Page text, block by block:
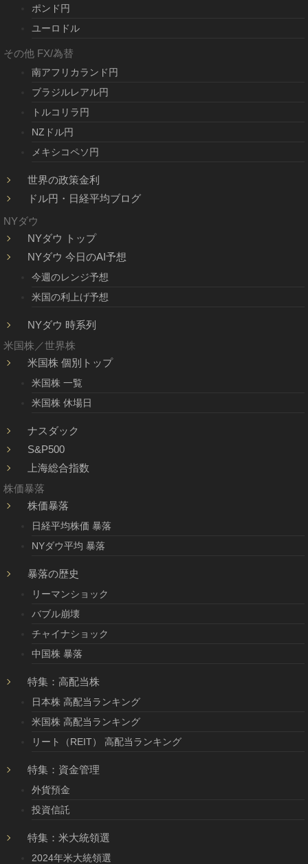
ポンド円
ユーロドル
その他 FX/為替
南アフリカランド円
ブラジルレアル円
トルコリラ円
NZドル円
メキシコペソ円
世界の政策金利
ドル円・日経平均ブログ
NYダウ
NYダウ トップ
NYダウ 今日のAI予想
今週のレンジ予想
米国の利上げ予想
NYダウ 時系列
米国株／世界株
米国株 個別トップ
米国株 一覧
米国株 休場日
ナスダック
S&P500
上海総合指数
株価暴落
株価暴落
日経平均株価 暴落
NYダウ平均 暴落
暴落の歴史
リーマンショック
バブル崩壊
チャイナショック
中国株 暴落
特集：高配当株
日本株 高配当ランキング
米国株 高配当ランキング
リート（REIT） 高配当ランキング
特集：資金管理
外貨預金
投資信託
特集：米大統領選
2024年米大統領選